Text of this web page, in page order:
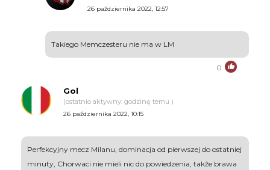
26 października 2022, 12:57
Takiego Memczesteru nie ma w LM
0
Gol
(ostatnio aktywny: godzinę temu )
26 października 2022, 10:15
Perfekcyjny mecz Milanu, dominacja od pierwszej do ostatniej
minuty, Chorwaci nie mieli nic do powiedzenia, także brawa